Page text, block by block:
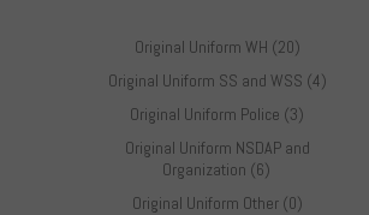
Original Uniform WH (20)
Original Uniform SS and WSS (4)
Original Uniform Police (3)
Original Uniform NSDAP and
Organization (6)
Original Uniform Other (0)